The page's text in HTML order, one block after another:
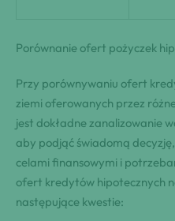
Porównanie ofert pożyczek
Przy porównywaniu ofert
ziemi oferowanych przez
jest dokładne zanalizowanie
aby podjąć świadomą
celami finansowymi i
ofert kredytów hipotecznych
następujące kwestie: